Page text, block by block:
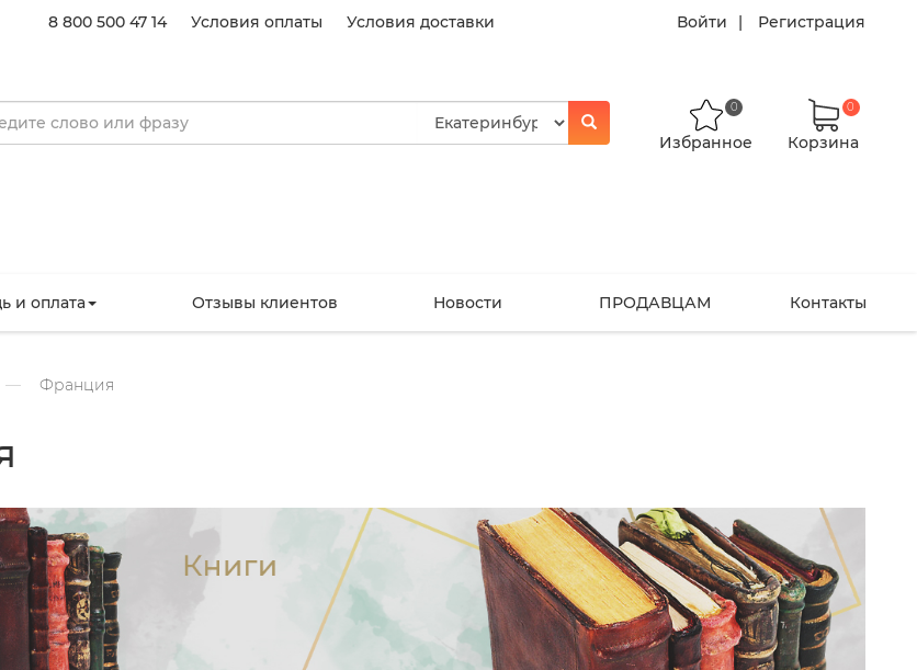
8 800 500 47 14 Условия оплаты Условия доставки Войти Регистрация
Избранное
0
Корзина
0
и оплата Отзывы клиентов Новости ПРОДАВЦАМ Контакты
Франция